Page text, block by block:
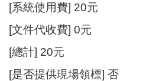
[系統使用費] 20元
[文件代收費] 0元
[總計] 20元
[是否提供現場領標] 否